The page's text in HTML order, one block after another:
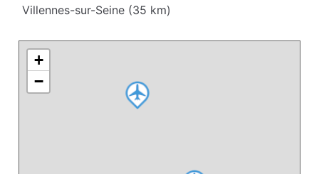
Villennes-sur-Seine (35 km)
+
−